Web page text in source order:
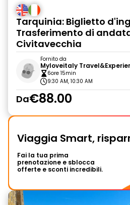
Tarquinia: Biglietto
Trasferimento di
Civitavecchia
Fornito da
Myloveitaly
6ore 15min
9:30 AM, 10:30 AM
Da€88.00
Viaggia Smart,
Fai la tua prima
prenotazione e sblocca
offerte e sconti incredibili.